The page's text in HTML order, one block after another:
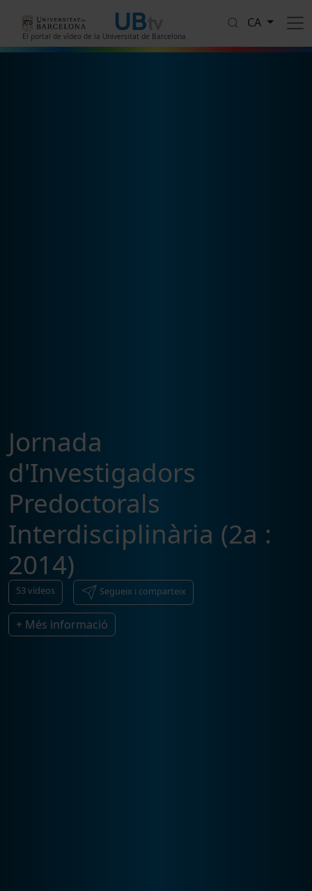
El portal de vídeo de la Universitat de Barcelona
CA
Jornada
d'Investigadors
Predoctorals
Interdisciplinària (2a :
2014)
53vídeos Segueix i comparteix
+ Més informació